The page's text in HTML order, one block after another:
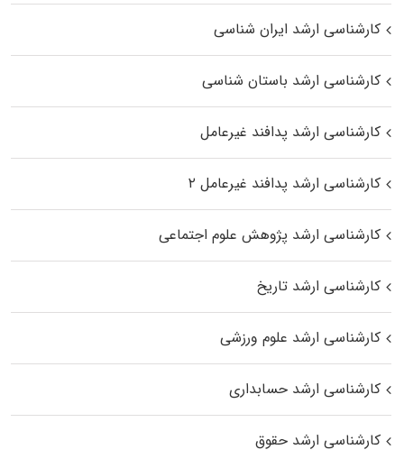
کارشناسی ارشد ایران شناسی
کارشناسی ارشد باستان شناسی
کارشناسی ارشد پدافند غیرعامل
کارشناسی ارشد پدافند غیرعامل ۲
کارشناسی ارشد پژوهش علوم اجتماعی
کارشناسی ارشد تاریخ
کارشناسی ارشد علوم ورزشی
کارشناسی ارشد حسابداری
کارشناسی ارشد حقوق